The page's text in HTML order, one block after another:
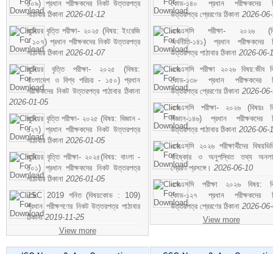
১০৯) প্রধান পরীক্ষকদের নিকট উত্তরপত্র
পাঠাবার ঠিকানা 2026-01-12
জুনিয়র বৃত্তি পরীক্ষা- ২০২৫ (বিষয়: ইংরেজি
- ১০৭) প্রধান পরীক্ষকদের নিকট উত্তরপত্র
পাঠাবার ঠিকানা 2026-01-07
জুনিয়র বৃত্তি পরীক্ষা- ২০২৫ (বিষয়:
বাংলাদেশ ও বিশ্ব পরিচয় - ১৫০) প্রধান
পরীক্ষকদের নিকট উত্তরপত্র পাঠাবার ঠিকানা
2026-01-05
জুনিয়র বৃত্তি পরীক্ষা- ২০২৫ (বিষয়: বিজ্ঞান -
১২৭) প্রধান পরীক্ষকদের নিকট উত্তরপত্র
পাঠাবার ঠিকানা 2026-01-05
জুনিয়র বৃত্তি পরীক্ষা- ২০২৫(বিষয়: বাংলা -
১০১) প্রধান পরীক্ষকদের নিকট উত্তরপত্র
পাঠাবার ঠিকানা 2026-01-05
JSC 2019 গনিত (বিষয়কোড : 109)
প্রধান পরীক্ষগণের নিকট উত্তরপত্র পাঠাবার
ঠিকানা2019-11-25
View more
কোড-১৪০ প্রধান পরীক্ষকদের
উত্তরপত্র প্রেরণের ঠিকানা 2026-
এসএসসি পরীক্ষা- ২০২৬
অর্থনীতি-১৪১) প্রধান পরীক্ষকদের
উত্তরপত্র পাঠাবার ঠিকানা 2026-06-
এসএসসি পরীক্ষা ২০২৬ বিষয়:জীব
কোড-১৩৮ প্রধান পরীক্ষকদের
উত্তরপত্র প্রেরণের ঠিকানা 2026-
এসএসসি পরীক্ষা- ২০২৬ (বিষয়ঃ
বিজ্ঞান-১৪৬) প্রধান পরীক্ষকদের
উত্তরপত্র পাঠাবার ঠিকানা 2026-06-
এসএসসি ২০২৬ পরীক্ষার্থীদের
বহিষ্কার ও অনুপস্থিত তথ্য
প্রেরণ প্রসঙ্গে। 2026-06-10
এসএসসি পরীক্ষা ২০২৬ বিষয়:
কোড-১২৭ প্রধান পরীক্ষকদের
উত্তরপত্র প্রেরণের ঠিকানা 2026-
View more